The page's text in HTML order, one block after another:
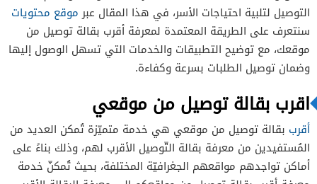
التوصيل لتلبية احتياجات الأسر، في هذا المقال عبرموقع محتويات
سنتعرف على الطريقة المعتمدة لمعرفة أقرب بقالة توصيل من
موقعك، مع توضيح التطبيقات والخدمات التي تسهل الوصول إليها
وضمان توصيل الطلبات بسرعة وكفاءة.
اقرب بقالة توصيل من موقعي
أقرب بقالة توصيل من موقعي هي خدمة متميّزة تُمكن العديد من
المُستفيدين من معرفة بقالة التّوصيل الأقرب لهم، وذلك بناءً على
أماكن تواجدهم مواقعهم الجغرافيّة المختلفة، بحيث تُمكنّ خدمة